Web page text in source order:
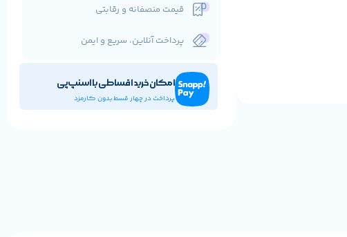
قیمت منصفانه و رقابتی
پرداخت آنلاین، سریع و ایمن
امکان خرید اقساطی با اسنپ‌پی
پرداخت در چهار قسط بدون کارمزد